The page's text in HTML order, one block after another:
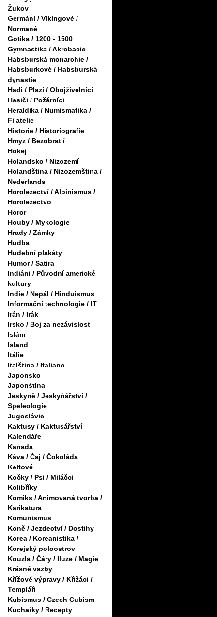
Žukov
Germáni / Vikingové /
Normané
Gotika / 1200 - 1500
Gymnastika / Akrobacie
Habsburská monarchie /
Habsburkové / Habsburská
dynastie
Hadi / Plazi / Obojživelníci
Hasiči / Požárníci
Heraldika / Numismatika /
Filatelie
Historie / Historiografie
Hmyz / Bezobratlí
Hokej
Holandsko / Nizozemí
Holandština / Nizozemština /
Nederlands
Horolezectví / Alpinismus /
Horolezectvo
Horor
Houby / Mykologie
Hrady / Zámky
Hudba
Hudební plakáty
Humor / Satira
Indiáni / Původní americké
kultury
Indie / Nepál / Hinduismus
Informační technologie / IT
Irán / Irák
Irsko / Boj za nezávislost
Islám
Island
Itálie
Italština / Italiano
Japonsko
Japonština
Jeskyně / Jeskyňářství /
Speleologie
Jugoslávie
Kaktusy / Kaktusářství
Kalendáře
Kanada
Káva / Čaj / Čokoláda
Keltové
Kočky / Psi / Miláčci
Kolibříky
Komiks / Animovaná tvorba /
Karikatura
Komunismus
Koně / Jezdectví / Dostihy
Korea / Koreanistika /
Korejský poloostrov
Kouzla / Čáry / Iluze / Magie
Krásné vazby
Křížové výpravy / Křižáci /
Templáři
Kubismus / Czech Cubism
Kuchařky / Recepty